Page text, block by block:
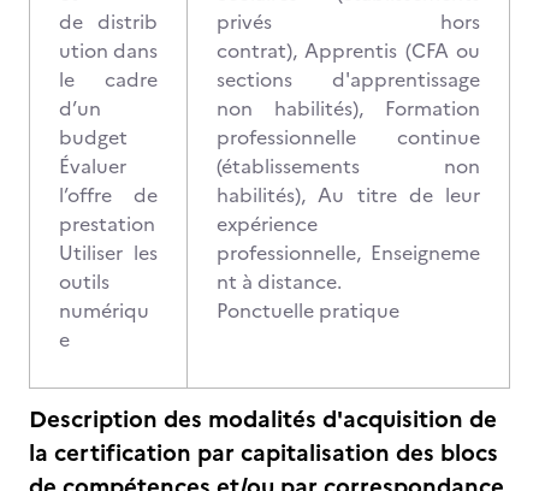
de distrib
ution dans
le cadre
d’un
budget
Évaluer
l’offre de
prestation
Utiliser les
outils
numériqu
e
privés hors
contrat), Apprentis (CFA ou
sections d'apprentissage
non habilités), Formation
professionnelle continue
(établissements non
habilités), Au titre de leur
expérience
professionnelle, Enseigneme
nt à distance.
Ponctuelle pratique
Description des modalités d'acquisition de
la certification par capitalisation des blocs